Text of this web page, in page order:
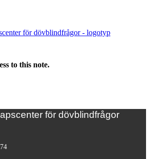
to this note.
för dövblindfrågor